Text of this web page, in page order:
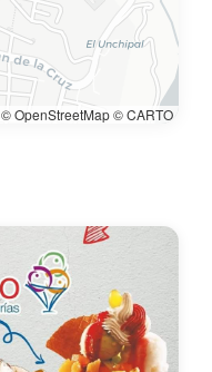
© OpenStreetMap © CARTO